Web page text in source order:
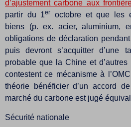
d’ajustement carbone aux
partir du 1er
octobre et que les
biens (p. ex. acier, aluminium,
obligations de déclaration
puis devront s’acquitter d’une
probable que la Chine et
contestent ce mécanisme à
théorie bénéficier d’un accord
marché du carbone est jugé
Sécurité nationale